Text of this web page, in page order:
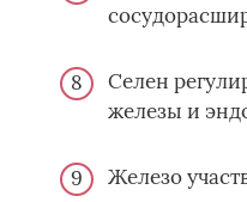
Селен
железы и
Железо